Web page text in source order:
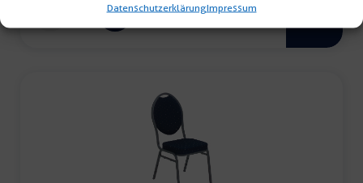
DatenschutzerklärungImpressum
Polsterstuhl
famous